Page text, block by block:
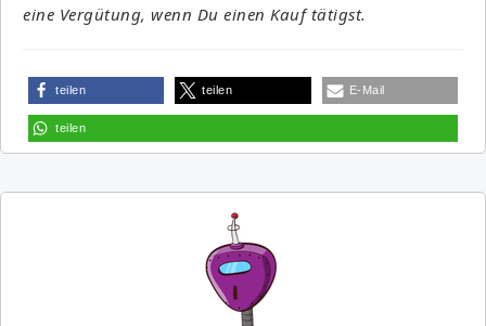
eine Vergütung, wenn Du einen Kauf tätigst.
teilen teilen E-Mail
teilen